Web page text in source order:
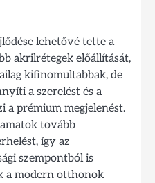
lehetővé tette a
akrilrétegek előállítását,
kifinomultabbak, de
a szerelést és a
a prémium megjelenést.
tovább
így az
szempontból is
a modern otthonok